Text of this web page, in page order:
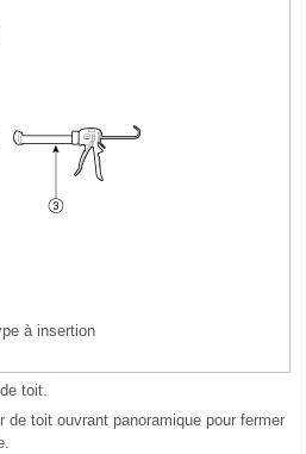
à insertion
toit.
toit ouvrant panoramique pour fermer